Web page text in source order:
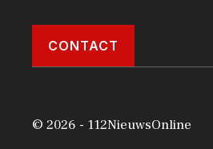
CONTACT
© 2026 - 112NieuwsOnline